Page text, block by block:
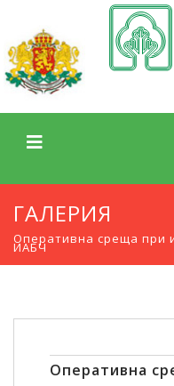
ГАЛЕРИЯ
Оперативна среща при
ИАБЧ
Оперативна